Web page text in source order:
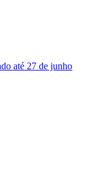
até 27 de junho